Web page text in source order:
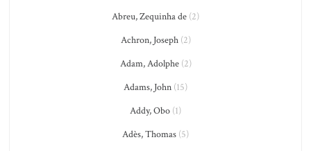
Abreu, Zequinha de (2)
Achron, Joseph(2)
Adam, Adolphe(2)
Adams, John (15)
Addy, Obo (1)
Adès, Thomas (5)